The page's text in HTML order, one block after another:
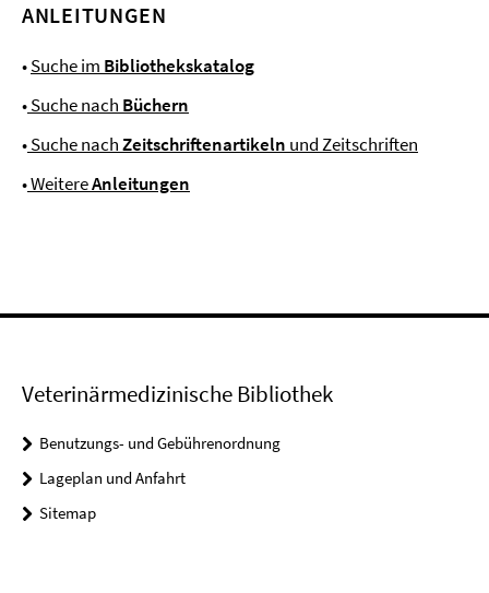
ANLEITUNGEN
•Suche im Bibliothekskatalog
•Suche nach Büchern
•Suche nachZeitschriftenartikeln und Zeitschriften
•WeitereAnleitungen
Veterinärmedizinische Bibliothek
Benutzungs- und Gebührenordnung
Lageplan und Anfahrt
Sitemap